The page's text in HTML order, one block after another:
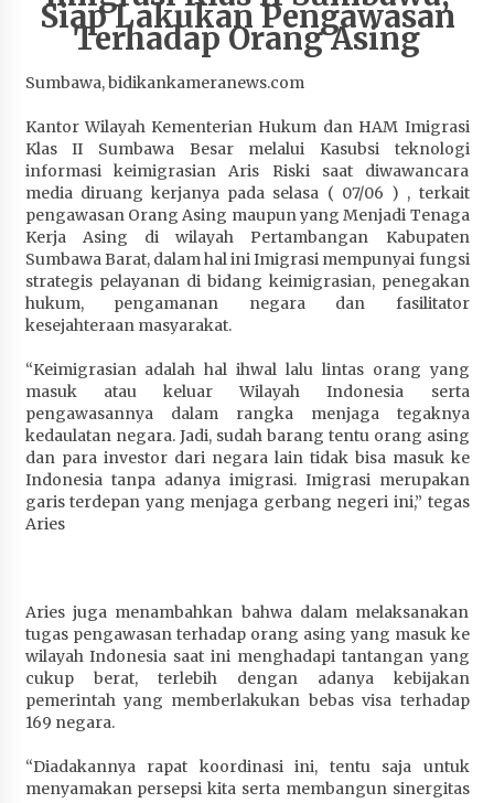
Penurunan Stunting di Sumbawa
4 minggu ago
Wabup Ansori Apresiasi Rekomendasi dan
4 minggu ago
Bupati Sumbawa Lepas 487 Atlet dari Berbagai
Cabor yang Akan Berjuang pada PORPROV XII
NTB 2026
4 minggu ago
BAZNAS Kabupaten Sumbawa Salurkan Bantuan
Program 100 Mustahik Per Desa di Desa Teluk
4 minggu ago
Dosen UTS Siap Kembangkan Inovasi Lewat
Pelatihan PDPP 2026 Bali
4 minggu ago
Terapkan “Polantas Menyapa”, Satlantas Polres
Sumbawa Berupaya Wujudkan Pelayanan
Capaian Program Pemerintah Kabupaten
Sumbawa Terus Dirasakan Masyarakat
4 minggu ago
Siap Lakukan Pengawasan
Terhadap Orang Asing
Sumbawa, bidikankameranews.com
Kantor Wilayah Kementerian Hukum dan HAM Imigrasi
Klas II Sumbawa Besar melalui Kasubsi teknologi
informasi keimigrasian Aris Riski saat diwawancara
media diruang kerjanya pada selasa ( 07/06 ) , terkait
pengawasan Orang Asing maupun yang Menjadi Tenaga
Kerja Asing di wilayah Pertambangan Kabupaten
Sumbawa Barat, dalam hal ini Imigrasi mempunyai fungsi
strategis pelayanan di bidang keimigrasian, penegakan
hukum, pengamanan negara dan fasilitator
kesejahteraan masyarakat.
“Keimigrasian adalah hal ihwal lalu lintas orang yang
masuk atau keluar Wilayah Indonesia serta
pengawasannya dalam rangka menjaga tegaknya
kedaulatan negara. Jadi, sudah barang tentu orang asing
dan para investor dari negara lain tidak bisa masuk ke
Indonesia tanpa adanya imigrasi. Imigrasi merupakan
garis terdepan yang menjaga gerbang negeri ini,” tegas
Aries
Aries juga menambahkan bahwa dalam melaksanakan
tugas pengawasan terhadap orang asing yang masuk ke
wilayah Indonesia saat ini menghadapi tantangan yang
cukup berat, terlebih dengan adanya kebijakan
pemerintah yang memberlakukan bebas visa terhadap
169 negara.
“Diadakannya rapat koordinasi ini, tentu saja untuk
menyamakan persepsi kita serta membangun sinergitas